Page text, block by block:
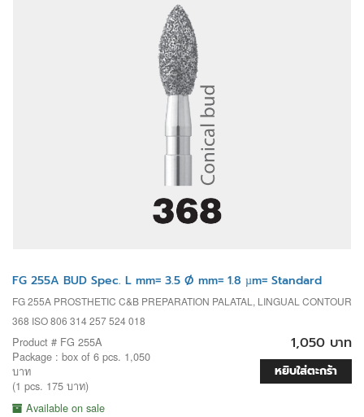
FG 255A BUD Spec. L mm= 3.5 Ø mm= 1.8 µm= Standard
FG 255A PROSTHETIC C&B PREPARATION PALATAL, LINGUAL CONTOUR
368 ISO 806 314 257 524 018
Product # FG 255A
Package : box of 6 pcs. 1,050
บาท
(1 pcs. 175 บาท)
Available on sale
1,050 บาท
หยิบใส่ตะกร้า